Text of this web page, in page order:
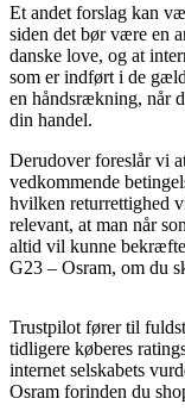
Et andet forslag kan
siden det bør være en
danske love, og at
som er indført i de
en håndsrækning, når
din handel.
Derudover foreslår vi
vedkommende
hvilken returrettighed
relevant, at man når
altid vil kunne
G23 – Osram, om du
Trustpilot fører til
tidligere køberes
internet selskabets
Osram forinden du